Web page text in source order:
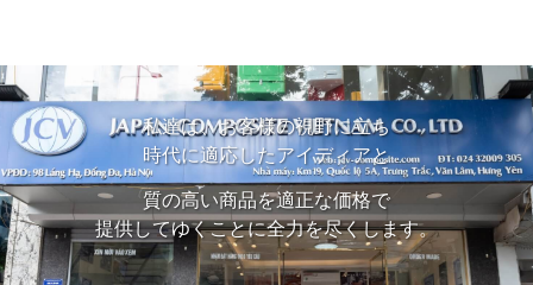
私達は、お客様の視野に立ち
時代に適応したアイディアと
質の高い商品を適正な価格で
提供してゆくことに全力を尽くします。